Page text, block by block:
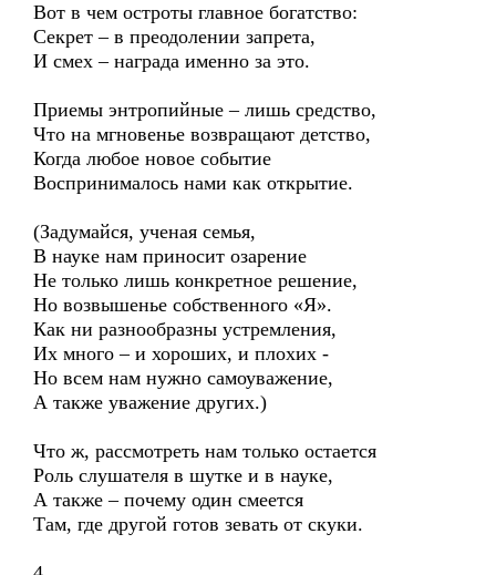
Вот в чем остроты главное богатство:
Секрет – в преодолении запрета,
И смех – награда именно за это.
Приемы энтропийные – лишь средство,
Что на мгновенье возвращают детство,
Когда любое новое событие
Воспринималось нами как открытие.
(Задумайся, ученая семья,
В науке нам приносит озарение
Не только лишь конкретное решение,
Но возвышенье собственного «Я».
Как ни разнообразны устремления,
Их много – и хороших, и плохих -
Но всем нам нужно самоуважение,
А также уважение других.)
Что ж, рассмотреть нам только остается
Роль слушателя в шутке и в науке,
А также – почему один смеется
Там, где другой готов зевать от скуки.